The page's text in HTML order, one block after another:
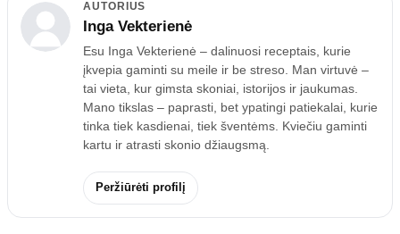
AUTORIUS
Inga Vekterienė
Esu Inga Vekterienė – dalinuosi receptais, kurie
įkvepia gaminti su meile ir be streso. Man virtuvė –
tai vieta, kur gimsta skoniai, istorijos ir jaukumas.
Mano tikslas – paprasti, bet ypatingi patiekalai, kurie
tinka tiek kasdienai, tiek šventėms. Kviečiu gaminti
kartu ir atrasti skonio džiaugsmą.
Peržiūrėti profilį